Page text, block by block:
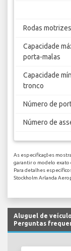
Rodas motrizes
Capacidade
porta-malas
Capacidade
tronco
Número de
Número de
As especificações
garantir o modelo exato
Para detalhes
Stockholm Arlanda
Aluguel de
Perguntas